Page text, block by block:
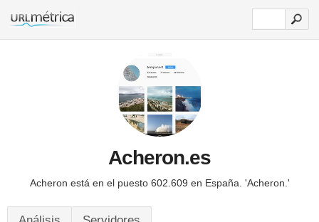
Acheron.es
Acheron está en el puesto 602.609 en España. 'Acheron.'